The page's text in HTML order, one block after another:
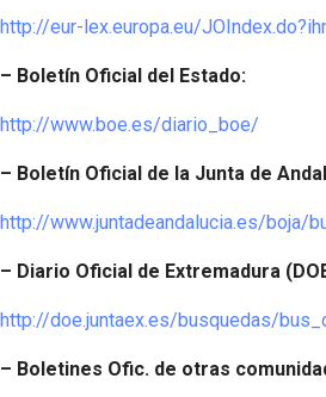
http://eur-lex.europa.eu/
– Boletín Oficial del Estado:
http://www.boe.es/diario_boe/
– Boletín Oficial de la Junta de
http://www.juntadeandalucia.es/boja/
– Diario Oficial de Extremadura
http://doe.juntaex.es/busquedas/
– Boletines Ofic. de otras